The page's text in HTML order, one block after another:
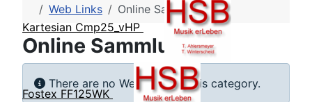
Kartesian Cmp25_vHP
Fostex FF125WK
Web Links
Online Sammlungen
Online Sammlungen
Information
There are no Web Links in this category.